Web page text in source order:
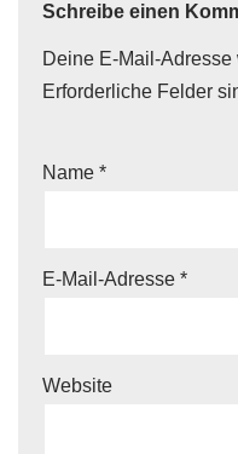
Schreibe einen
Deine E-Mail-
Erforderliche Felder
Name *
E-Mail-Adresse *
Website